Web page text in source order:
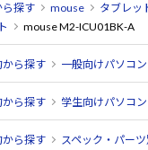
ら探す mouse
タブレッ
mouse M2-ICU01BK-A
から探す 一般向けパソコン
から探す 学生向けパソコン
から探す
スペック・パーツ